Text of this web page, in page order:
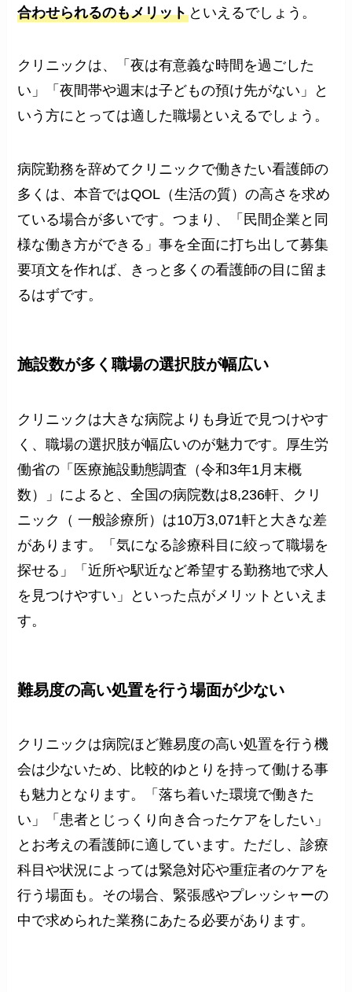
合わせられるのもメリット といえるでしょう。
クリニックは、「夜は有意義な時間を過ごした
い」「夜間帯や週末は子どもの預け先がない」と
いう方にとっては適した職場といえるでしょう。
病院勤務を辞めてクリニックで働きたい看護師の
多くは、本音ではQOL（生活の質）の高さを求め
ている場合が多いです。つまり、「民間企業と同
様な働き方ができる」事を全面に打ち出して募集
要項文を作れば、きっと多くの看護師の目に留ま
るはずです。
施設数が多く職場の選択肢が幅広い
クリニックは大きな病院よりも身近で見つけやす
く、職場の選択肢が幅広いのが魅力です。厚生労
働省の「医療施設動態調査（令和3年1月末概
数）」によると、全国の病院数は8,236軒、クリ
ニック（ 一般診療所）は10万3,071軒と大きな差
があります。「気になる診療科目に絞って職場を
探せる」「近所や駅近など希望する勤務地で求人
を見つけやすい」といった点がメリットといえま
す。
難易度の高い処置を行う場面が少ない
クリニックは病院ほど難易度の高い処置を行う機
会は少ないため、比較的ゆとりを持って働ける事
も魅力となります。「落ち着いた環境で働きた
い」「患者とじっくり向き合ったケアをしたい」
とお考えの看護師に適しています。ただし、診療
科目や状況によっては緊急対応や重症者のケアを
行う場面も。その場合、緊張感やプレッシャーの
中で求められた業務にあたる必要があります。